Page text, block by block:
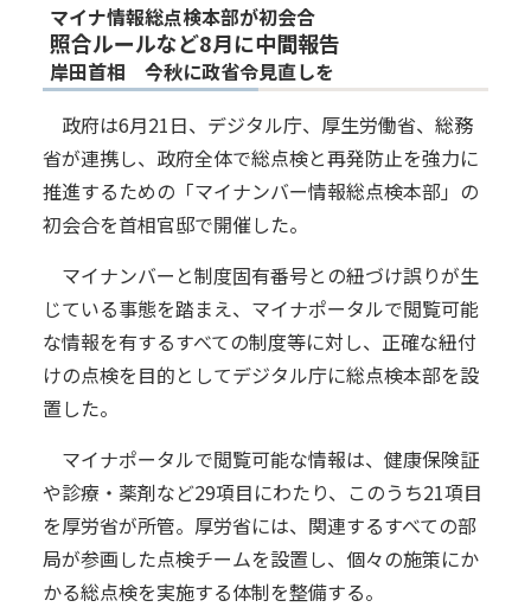
マイナ情報総点検本部が初会合
照合ルールなど8月に中間報告
岸田首相 今秋に政省令見直しを
政府は6月21日、デジタル庁、厚生労働省、総務
省が連携し、政府全体で総点検と再発防止を強力に
推進するための「マイナンバー情報総点検本部」の
初会合を首相官邸で開催した。
マイナンバーと制度固有番号との紐づけ誤りが生
じている事態を踏まえ、マイナポータルで閲覧可能
な情報を有するすべての制度等に対し、正確な紐付
けの点検を目的としてデジタル庁に総点検本部を設
置した。
マイナポータルで閲覧可能な情報は、健康保険証
や診療・薬剤など29項目にわたり、このうち21項目
を厚労省が所管。厚労省には、関連するすべての部
局が参画した点検チームを設置し、個々の施策にか
かる総点検を実施する体制を整備する。